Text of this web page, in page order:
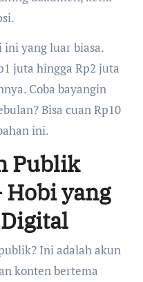
ini yang luar biasa.
juta hingga Rp2 juta
Coba bayangin
Bisa cuan Rp10
ini.
Publik
Hobi yang
Ini adalah akun
konten bertema